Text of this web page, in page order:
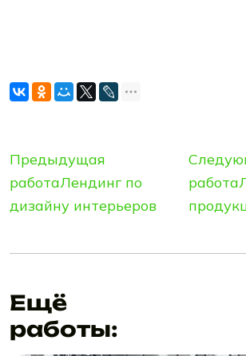
Предыдущая
работаЛендинг по
дизайну интерьеров
работа
Ещё
работы: